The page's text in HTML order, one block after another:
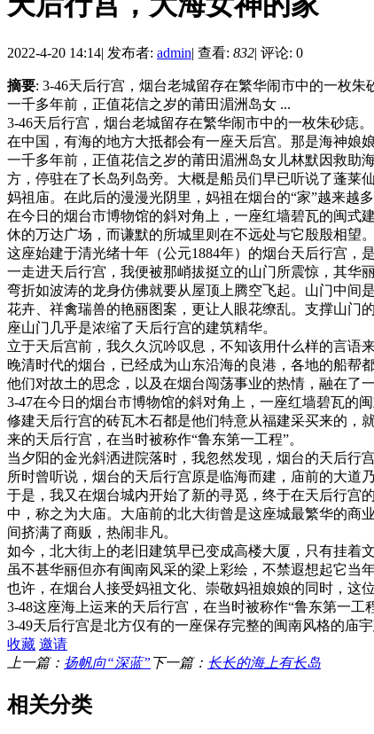
2022-4-20 14:14| 发布者: admin| 查看: 832| 评论: 0
摘要: 3-46天后行宫，烟台老城留存在繁华闹市中的一枚
一千多年前，正值花信之岁的莆田湄洲岛女 ...
3-46天后行宫，烟台老城留存在繁华闹市中的一枚朱砂痣
在中国，有海的地方大抵都会有一座天后宫。那是海神娘
一千多年前，正值花信之岁的莆田湄洲岛女儿林默因救
方，停驻在了长岛列岛旁。大概是船员们早已听说了蓬莱
妈祖庙。在此后的漫漫光阴里，妈祖在烟台的“家”越来越
在今日的烟台市博物馆的斜对角上，一座红墙碧瓦的闽式
休的万达广场，而谦默的所城里则在不远处与它殷殷相望
这座始建于清光绪十年（公元1884年）的烟台天后行宫，
一走进天后行宫，我便被那峭拔挺立的山门所震惊，其华
弯折如波涛的龙身仿佛就要从屋顶上腾空飞起。山门中间
花卉、祥禽瑞兽的艳丽图案，更让人眼花缭乱。支撑山门
座山门几乎是浓缩了天后行宫的建筑精华。
立于天后宫前，我久久沉吟叹息，不知该用什么样的言语
晚清时代的烟台，已经成为山东沿海的良港，各地的船帮
他们对故土的思念，以及在烟台闯荡事业的热情，融在了一
3-47在今日的烟台市博物馆的斜对角上，一座红墙碧瓦的
修建天后行宫的砖瓦木石都是他们特意从福建采买来的，
来的天后行宫，在当时被称作“鲁东第一工程”。
当夕阳的金光斜洒进院落时，我忽然发现，烟台的天后行
所时曾听说，烟台的天后行宫原是临海而建，庙前的大道
于是，我又在烟台城内开始了新的寻觅，终于在天后行宫
中，称之为大庙。大庙前的北大街曾是这座城最繁华的商
间挤满了商贩，热闹非凡。
如今，北大街上的老旧建筑早已变成高楼大厦，只有挂着
虽不甚华丽但亦有闽南风采的梁上彩绘，不禁遐想起它当
也许，在烟台人接受妈祖文化、崇敬妈祖娘娘的同时，这
3-48这座海上运来的天后行宫，在当时被称作“鲁东第一工
3-49天后行宫是北方仅有的一座保存完整的闽南风格的庙宇
收藏 邀请
上一篇： 扬帆向“深蓝” 下一篇： 长长的海上有长岛
相关分类